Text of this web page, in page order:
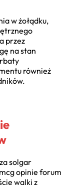
w żołądku,
przez
na stan
również
solgar
opinie forum
walki z